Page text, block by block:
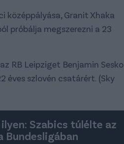
középpályása, Granit Xhaka
próbálja megszerezni a 23
RB Leipziget Benjamin Sesko
szlovén csatárért. (Sky
Szabics túlélte az
Bundesligában